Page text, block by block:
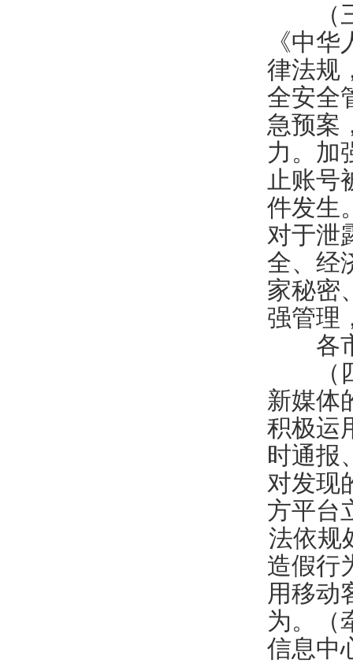
（三
《中
律法规
全安全
急预案
力。加
止账号
件发生
对于泄
全、经
家秘密
强管理
各
（四
新媒体
积极运
时通报
对发现
方平台
法依规
造假行
用移动
为。（
信息中